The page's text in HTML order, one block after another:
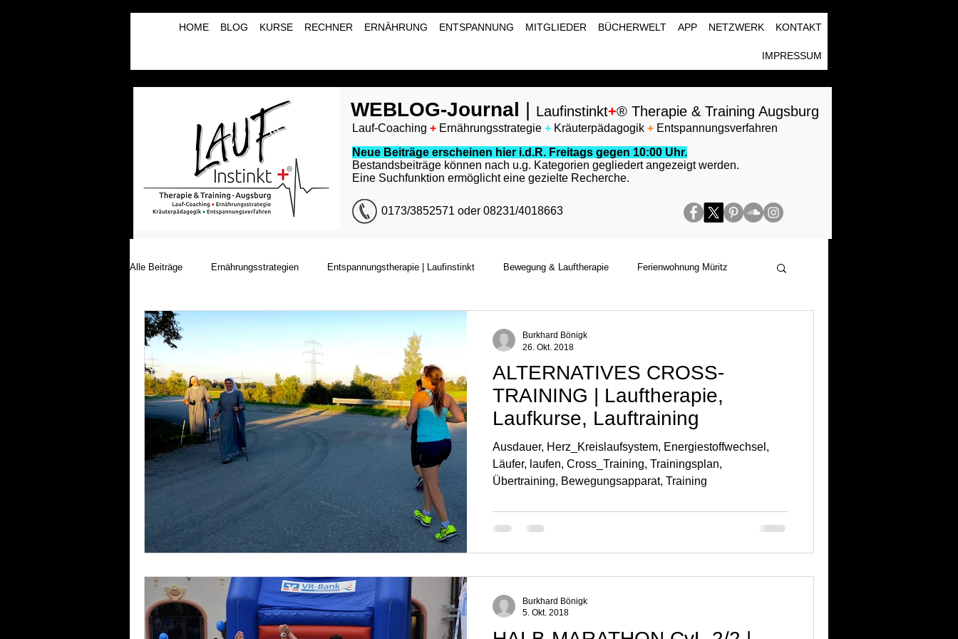
HOME BLOG KURSE RECHNER ERNÄHRUNG ENTSPANNUNG MITGLIEDER BÜCHERWELT APP NETZWERK KONTAKT
IMPRESSUM
WEBLOG-Journal Laufinstinkt+® Therapie & Training Augsburg
Lauf-Coaching + Ernährungsstrategie + Kräuterpädagogik + Entspannungsverfahren
Neue Beiträge erscheinen hier i.d.R. Freitags gegen 10:00 Uhr.
Bestandsbeiträge können nach u.g. Kategorien gegliedert angezeigt werden.
Eine Suchfunktion ermöglicht eine gezielte Recherche.
0173/3852571 oder 08231/4018663
Alle Beiträge Ernährungsstrategien Entspannungstherapie | Laufinstinkt Bewegung & Lauftherapie Ferienwohnung Müritz
Laufinstinkt+® Therapie & Training
Lauftherapie+Musiktherapie | λBVRM
ALTERNATIVES CROSS-
TRAINING | Lauftherapie,
Laufkurse, Lauftraining
Ausdauer, Herz_Kreislaufsystem, Energiestoffwechsel,
Läufer, laufen, Cross_Training, Trainingsplan,
Übertraining, Bewegungsapparat, Training
Burkhard Bönigk
26. Okt. 2018
Burkhard Bönigk
5. Okt. 2018